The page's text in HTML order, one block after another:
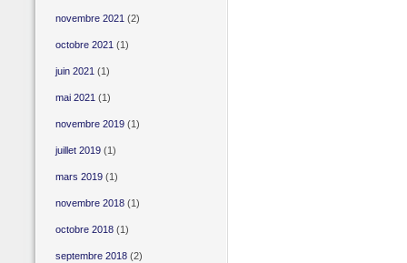
novembre 2021 (2)
octobre 2021 (1)
juin 2021 (1)
mai 2021 (1)
novembre 2019(1)
juillet 2019(1)
mars 2019(1)
novembre 2018(1)
octobre 2018(1)
septembre 2018(2)